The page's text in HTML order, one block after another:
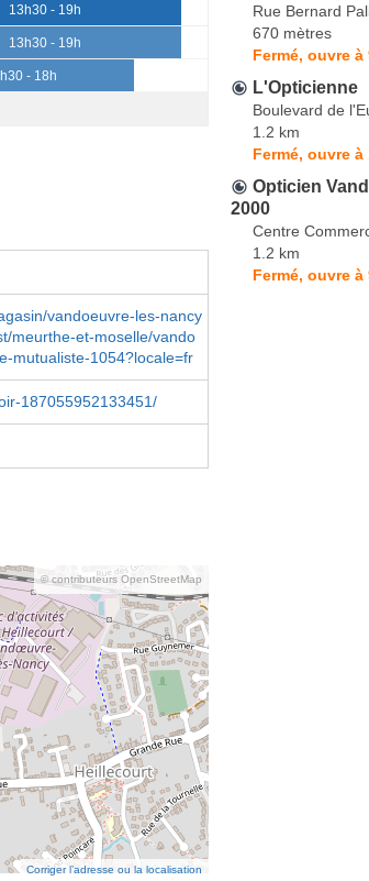
13h30 - 19h
13h30 - 19h
- 18h
vandoeuvre-les-nancy
meurthe-et-moselle/vando
mutualiste-1054?locale=fr
187055952133451/
© contributeurs OpenStreetMap
Corriger l’adresse ou la localisation
Rue Bernard
670 mètres
Fermé, ouvre à
L'Opticienne
Boulevard de
1.2 km
Fermé, ouvre à
Opticien
2000
Centre
1.2 km
Fermé, ouvre à